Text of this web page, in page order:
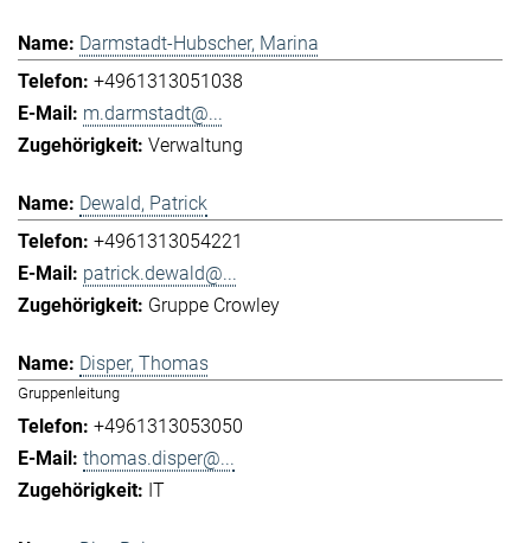
Darmstadt-Hubscher, Marina
+4961313051038
m.darmstadt@...
Verwaltung
Dewald, Patrick
+4961313054221
patrick.dewald@...
Gruppe Crowley
Disper, Thomas
Gruppenleitung
+4961313053050
thomas.disper@...
IT